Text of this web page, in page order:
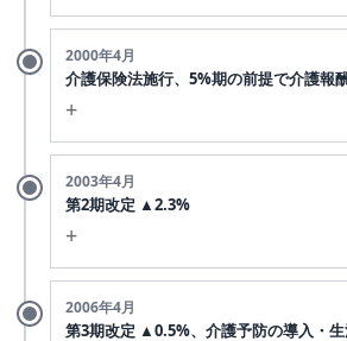
消費税が3%から5%へ引き上げ。医療側
+0.77%
（うち本体+0.32%）。介護
行のため対応改定なし。
2000年4月
介護保険法施行、5%期の前提で介護報
+
介護保険制度がスタート。指定居宅サー
「居宅介護サービス費の支給に係る居宅
サービス費の支給に係る施設サービス」
事業者の仕入消費税は還付されない構
まれた。
2003年4月
第2期改定 ▲2.3%
+
介護費用抑制の局面。介護分野で「損税
議論されず。
2006年4月
第3期改定 ▲0.5%、介護予防の導入・